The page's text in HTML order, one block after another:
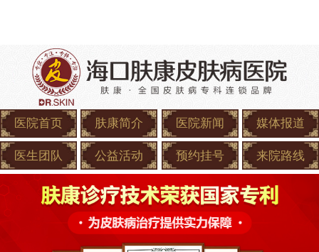
医院首页 肤康简介 医院新闻 媒体报道
医生团队 公益活动 预约挂号 来院路线